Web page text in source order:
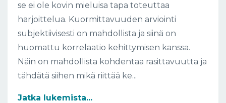
se ei ole kovin mieluisa tapa toteuttaa
harjoittelua. Kuormittavuuden arviointi
subjektiivisesti on mahdollista ja siinä on
huomattu korrelaatio kehittymisen kanssa.
Näin on mahdollista kohdentaa rasittavuutta ja
tähdätä siihen mikä riittää ke...
Jatka lukemista...